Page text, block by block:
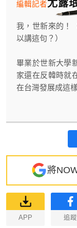
編輯記者
我，世新來的！
以講這句？）
畢業於世新大學
家還在反韓時就
在台灣發展成這
將
APP 追蹤